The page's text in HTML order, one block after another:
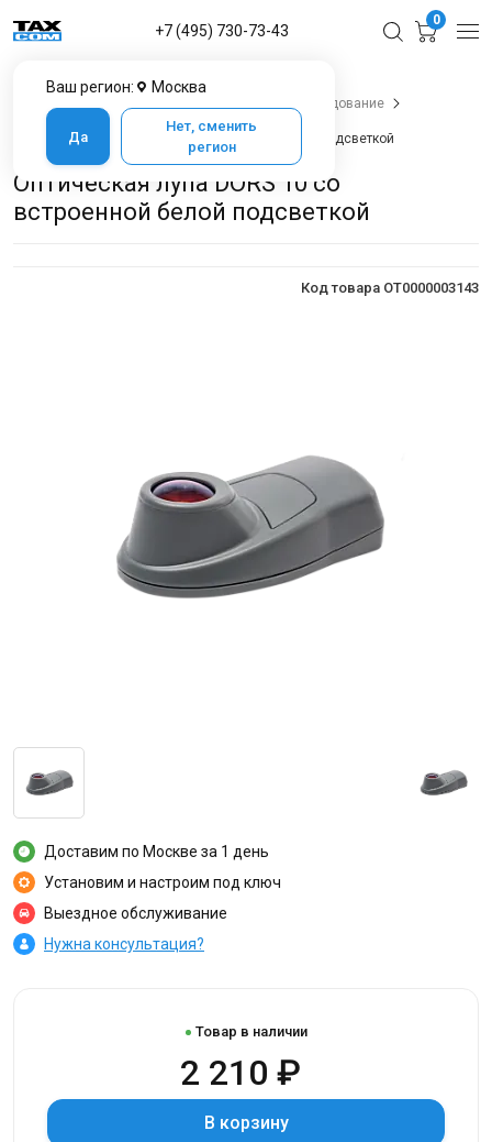
Ваш регион: Москва
Да
Нет, сменить
регион
+7 (495) 730-73-43
0
Банковское оборудование
Портативные детекторы и лупы
Оптическая лупа DORS 10 со встроенной белой подсветкой
Оптическая лупа DORS 10 со
встроенной белой подсветкой
Код товара OT0000003143
Доставим по Москве за 1 день
Установим и настроим под ключ
Выездное обслуживание
Нужна консультация?
Товар в наличии
2 210 ₽
В корзину